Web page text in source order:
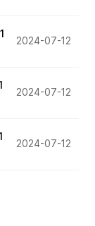
2024-07-12
2024-07-12
2024-07-12